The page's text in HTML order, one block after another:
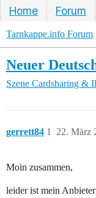
Home Forum
Tarnkappe.info Forum
Neuer
Szene Cardsharing &
gerrett84 22. März
1
Moin zusammen,
leider ist mein